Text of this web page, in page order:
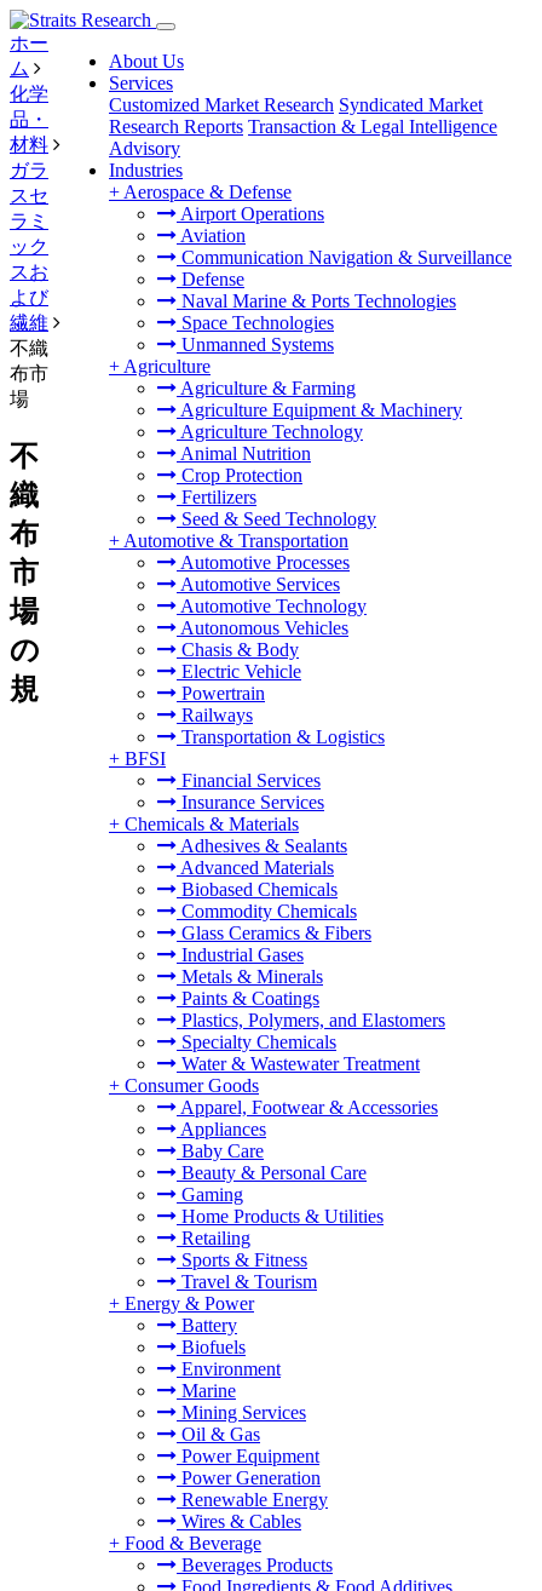
About Us
Services
Customized Market Research Syndicated Market
Research Reports Transaction & Legal Intelligence
Advisory
Industries
+ Aerospace & Defense
Airport Operations
Aviation
Communication Navigation & Surveillance
Defense
Naval Marine & Ports Technologies
Space Technologies
Unmanned Systems
+ Agriculture
Agriculture & Farming
Agriculture Equipment & Machinery
Agriculture Technology
Animal Nutrition
Crop Protection
Fertilizers
Seed & Seed Technology
+ Automotive & Transportation
Automotive Processes
Automotive Services
Automotive Technology
Autonomous Vehicles
Chasis & Body
Electric Vehicle
Powertrain
Railways
Transportation & Logistics
+ BFSI
Financial Services
Insurance Services
+ Chemicals & Materials
Adhesives & Sealants
Advanced Materials
Biobased Chemicals
Commodity Chemicals
Glass Ceramics & Fibers
Industrial Gases
Metals & Minerals
Paints & Coatings
Plastics, Polymers, and Elastomers
Specialty Chemicals
Water & Wastewater Treatment
+ Consumer Goods
Apparel, Footwear & Accessories
Appliances
Baby Care
Beauty & Personal Care
Gaming
Home Products & Utilities
Retailing
Sports & Fitness
Travel & Tourism
+ Energy & Power
Battery
Biofuels
Environment
Marine
Mining Services
Oil & Gas
Power Equipment
Power Generation
Renewable Energy
Wires & Cables
+ Food & Beverage
Beverages Products
Food Ingredients & Food Additives
ホー
ム
化学
品・
材料
ガラ
スセ
ラミ
ック
スお
よび
繊維
不織
布市
場
不
織
布
市
場
の
規